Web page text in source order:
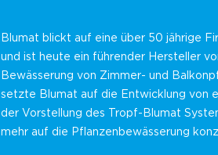
Blumat blickt auf eine über 50 jährige
und ist heute ein führender Hersteller
Bewässerung von Zimmer- und
setzte Blumat auf die Entwicklung von
der Vorstellung des Tropf-Blumat
mehr auf die Pflanzenbewässerung